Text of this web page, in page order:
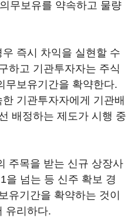
무보유를 약속하고 물량
즉시 차익을 실현할 수
하고 기관투자자는 주식
무보유기간을 확약한다.
기관투자자에게 기관배
배정하는 제도가 시행 중
주목을 받는 신규 상장사
을 넘는 등 신주 확보 경
유기간을 확약하는 것이
유리하다.